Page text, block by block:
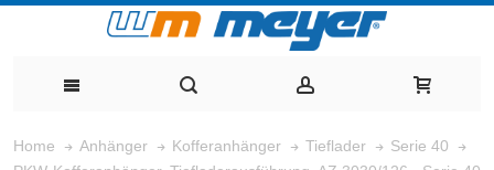
Home Anhänger Kofferanhänger Tieflader
Serie 40